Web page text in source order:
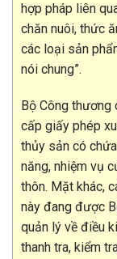
hợp pháp liên
chăn nuôi, thức
các loại sản
nói chung”.
Bộ Công thương
cấp giấy phép
thủy sản có
năng, nhiệm vụ
thôn. Mặt khác,
này đang được
quản lý về điều
thanh tra, kiểm